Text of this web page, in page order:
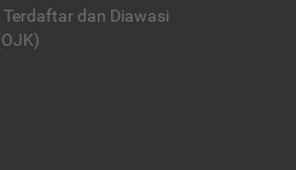
Terdaftar dan Diawasi